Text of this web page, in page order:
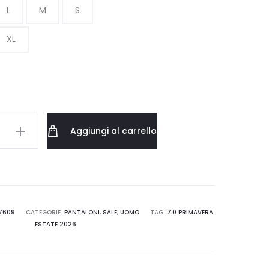
era:
L M S
XL
Aggiungi al carrello
CATEGORIE: PANTALONI, SALE, UOMO TAG: 7.0 PRIMAVERA
ESTATE 2026